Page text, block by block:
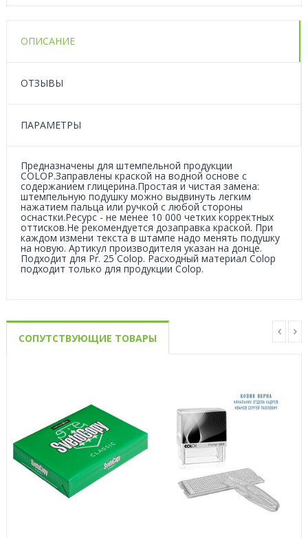
ОПИСАНИЕ
ОТЗЫВЫ
ПАРАМЕТРЫ
Предназначены для штемпельной продукции
COLOP.Заправлены краской на водной основе с
содержанием глицерина.Простая и чистая замена:
штемпельную подушку можно выдвинуть легким
нажатием пальца или ручкой с любой стороны
оснастки.Ресурс - не менее 10 000 четких корректных
оттисков.Не рекомендуется дозаправка краской. При
каждом измени текста в штампе надо менять подушку
на новую. Артикул производителя указан на донце.
Подходит для Pr. 25 Colop. Расходный материал Colop
подходит только для продукции Colop.
СОПУТСТВУЮЩИЕ ТОВАРЫ